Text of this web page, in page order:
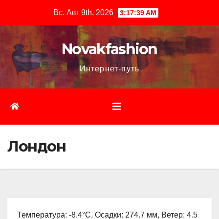
содержимому
Вс. Авг 9th, 2026 3:17:40 AM
Novakfashion
Интернет-путь
Лондон
Температура: -8.4°C, Осадки: 274.7 мм, Ветер: 4.5